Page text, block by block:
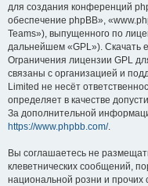
для создания конференций
обеспечение phpBB»,
Teams»), выпущенного по
дальнейшем «GPL»). Скачать
Ограничения лицензии GPL
связаны с организацией и
Limited не несёт
определяет в качестве
За дополнительной
https://www.phpbb.com/.
Вы соглашаетесь не
клеветнических сообщений,
национальной розни и